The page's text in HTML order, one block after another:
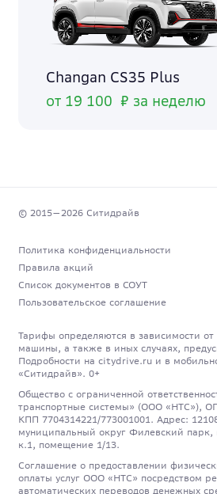
Changan CS35 Plus
от 19 100 ₽ за неделю
© 2015—2026 Cитидрайв
Политика конфиденциальности
Правила акций
Список документов в СОУТ
Пользовательское соглашение
Тарифы определяются в зависимости
машины, а также в иных случаях,
Подробности на citydrive.ru и в
«Ситидрайв». 0+
Общество с ограниченной
транспортные системы» (ООО «НТС»),
КПП 7704314221/773001001. Адрес:
муниципальный округ Филевский
к.1, помещение 1/13.
Соглашение о предоставлении
оплаты услуг ООО «НТС» посредством
автоматических переводов денежных